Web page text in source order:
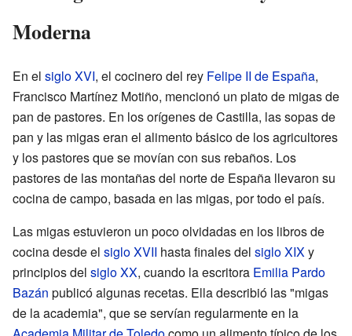
Moderna
En el siglo XVI, el cocinero del rey Felipe II de España,
Francisco Martínez Motiño, mencionó un plato de migas de
pan de pastores. En los orígenes de Castilla, las sopas de
pan y las migas eran el alimento básico de los agricultores
y los pastores que se movían con sus rebaños. Los
pastores de las montañas del norte de España llevaron su
cocina de campo, basada en las migas, por todo el país.
Las migas estuvieron un poco olvidadas en los libros de
cocina desde el siglo XVII hasta finales del siglo XIXy
principios del siglo XX, cuando la escritora Emilia Pardo
Bazán publicó algunas recetas. Ella describió las "migas
de la academia", que se servían regularmente en la